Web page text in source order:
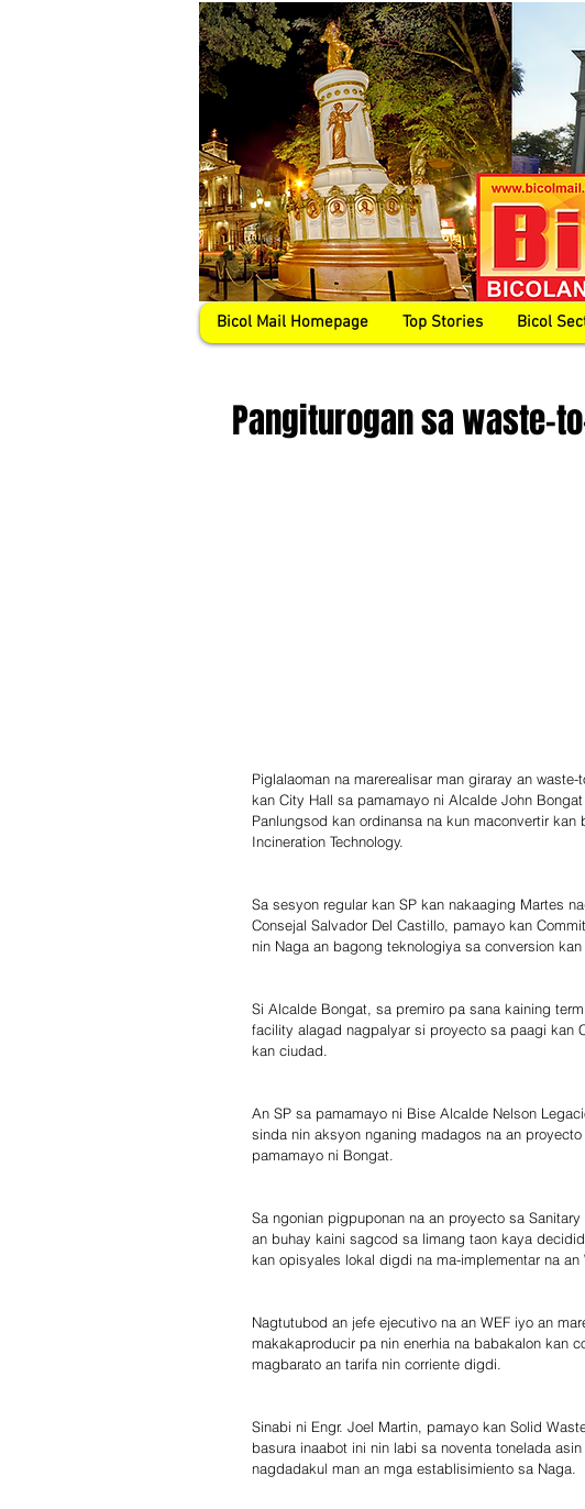
Bicol Mail Homepage Top Stories Bicol
Pangiturogan sa waste-
Piglalaoman na marerealisar man giraray an
kan City Hall sa pamamayo ni Alcalde John
Panlungsod kan ordinansa na kun maconvertir
Incineration Technology.
Sa sesyon regular kan SP kan nakaaging Martes
Consejal Salvador Del Castillo, pamayo kan
nin Naga an bagong teknologiya sa conversion
Si Alcalde Bongat, sa premiro pa sana kaining
facility alagad nagpalyar si proyecto sa paagi kan
kan ciudad.
An SP sa pamamayo ni Bise Alcalde Nelson
sinda nin aksyon nganing madagos na an
pamamayo ni Bongat.
Sa ngonian pigpuponan na an proyecto sa
an buhay kaini sagcod sa limang taon kaya
kan opisyales lokal digdi na ma-implementar na an
Nagtutubod an jefe ejecutivo na an WEF iyo an
makakaproducir pa nin enerhia na babakalon kan
magbarato an tarifa nin corriente digdi.
Sinabi ni Engr. Joel Martin, pamayo kan Solid
basura inaabot ini nin labi sa noventa tonelada
nagdadakul man an mga establisimiento sa Naga.